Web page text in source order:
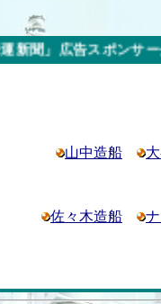
スポンサー企業
山中造船
佐々木造船